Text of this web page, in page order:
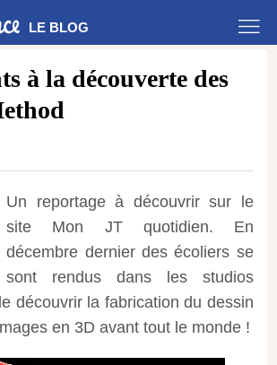
LE BLOG
à la découverte des
Un reportage à découvrir sur le
site Mon JT quotidien. En
décembre dernier des écoliers se
sont rendus dans les studios
découvrir la fabrication du dessin
en 3D avant tout le monde !